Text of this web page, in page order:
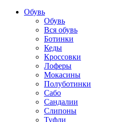
Обувь
Обувь
Вся обувь
Ботинки
Кеды
Кроссовки
Лоферы
Мокасины
Полуботинки
Сабо
Сандалии
Слипоны
Туфли